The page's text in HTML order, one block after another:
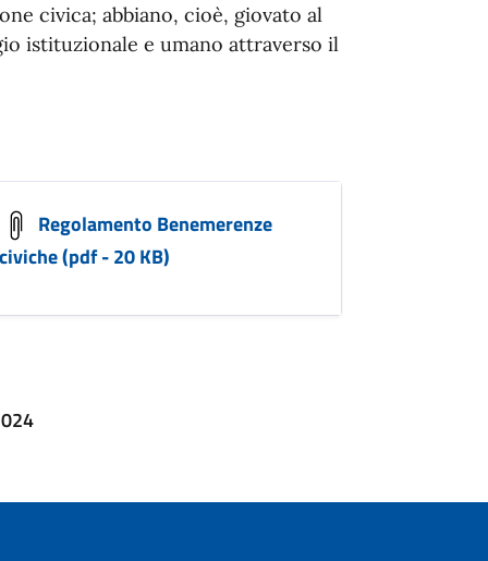
civica; abbiano, cioè, giovato al
istituzionale e umano attraverso il
Regolamento Benemerenze
(pdf - 20 KB)